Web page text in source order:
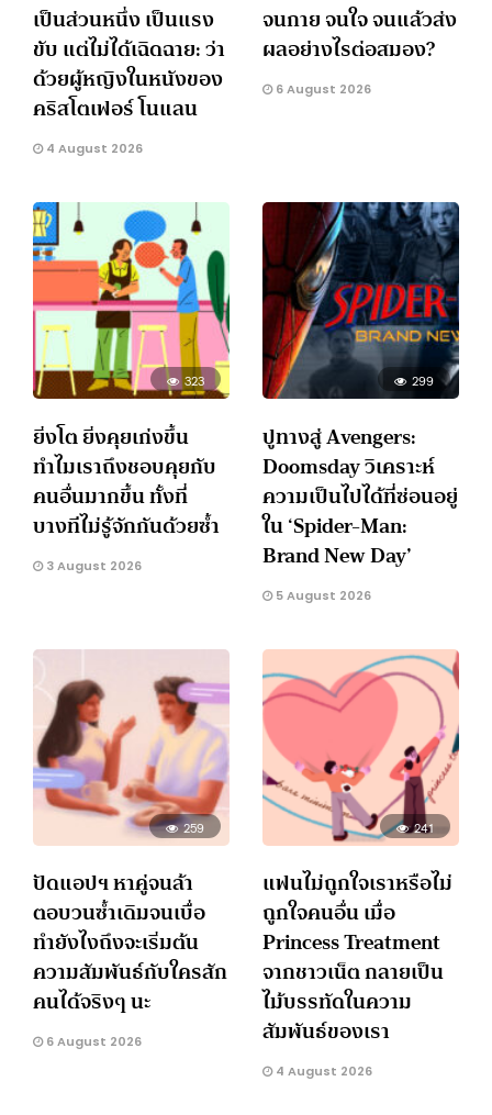
เป็นส่วนหนึ่ง เป็นแรง
ขับ แต่ไม่ได้เฉิดฉาย: ว่า
ด้วยผู้หญิงในหนังของ
คริสโตเฟอร์ โนแลน
4 August 2026
จนกาย จนใจ จนแล้วส่ง
ผลอย่างไรต่อสมอง?
6 August 2026
323
ยิ่งโต ยิ่งคุยเก่งขึ้น
ทำไมเราถึงชอบคุยกับ
คนอื่นมากขึ้น ทั้งที่
บางทีไม่รู้จักกันด้วยซ้ำ
3 August 2026
299
ปูทางสู่ Avengers:
Doomsday วิเคราะห์
ความเป็นไปได้ที่ซ่อนอยู่
ใน ‘Spider-Man:
Brand New Day’
5 August 2026
259
ปัดแอปฯ หาคู่จนล้า
ตอบวนซ้ำเดิมจนเบื่อ
ทำยังไงถึงจะเริ่มต้น
ความสัมพันธ์กับใครสัก
คนได้จริงๆ นะ
6 August 2026
241
แฟนไม่ถูกใจเราหรือไม่
ถูกใจคนอื่น เมื่อ
Princess Treatment
จากชาวเน็ต กลายเป็น
ไม้บรรทัดในความ
สัมพันธ์ของเรา
4 August 2026